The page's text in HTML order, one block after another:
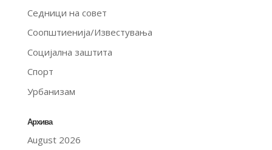
Седници на совет
Соопштиенија/Известувања
Социјална заштита
Спорт
Урбанизам
Архива
August 2026